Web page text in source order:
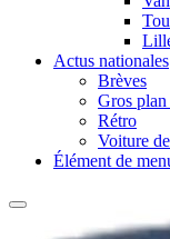
Actus nationales
Brèves
Gros
Rétro
Voiture
Élément de